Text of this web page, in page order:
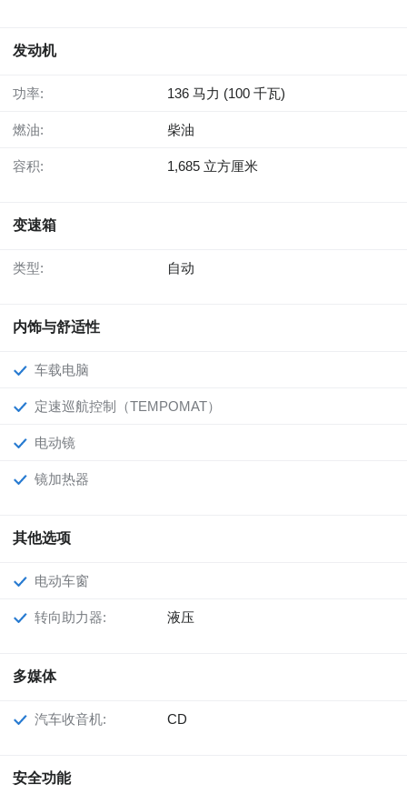
发动机
功率: 136 马力 (100 千瓦)
燃油: 柴油
容积: 1,685 立方厘米
变速箱
类型: 自动
内饰与舒适性
车载电脑
定速巡航控制（TEMPOMAT）
电动镜
镜加热器
其他选项
电动车窗
转向助力器: 液压
多媒体
汽车收音机: CD
安全功能